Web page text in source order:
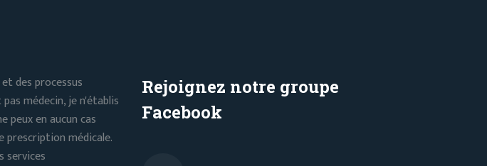
des processus
médecin, je n'établis
peux en aucun cas
prescription médicale.
services
Rejoignez notre groupe
Facebook